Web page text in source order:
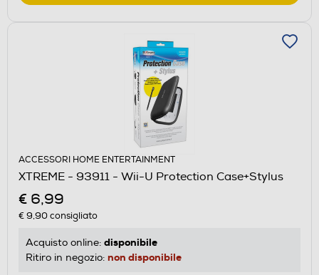
ACCESSORI HOME ENTERTAINMENT
XTREME - 93911 - Wii-U Protection Case+Stylus
€ 6,99
€ 9,90consigliato
Acquisto online: disponibile
Ritiro in negozio: non disponibile